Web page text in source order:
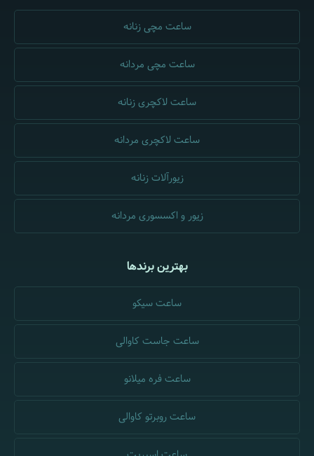
ساعت مچی زنانه
ساعت مچی مردانه
ساعت لاکچری زنانه
ساعت لاکچری مردانه
زیورآلات زنانه
زیور و اکسسوری مردانه
بهترین برندها
ساعت سیکو
ساعت جاست کاوالی
ساعت فره میلانو
ساعت روبرتو کاوالی